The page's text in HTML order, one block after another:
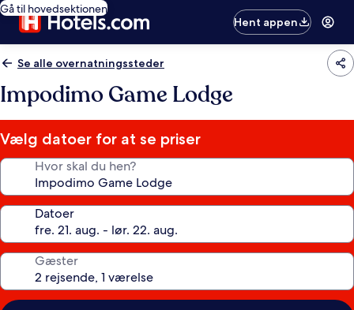
Gå til hovedsektionen
Hent appen
Se alle overnatningssteder
Impodimo Game Lodge
Vælg datoer for at se priser
Hvor skal du hen?
Datoer
Gæster